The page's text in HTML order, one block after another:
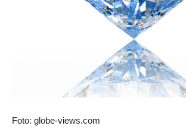
Foto: globe-views.com